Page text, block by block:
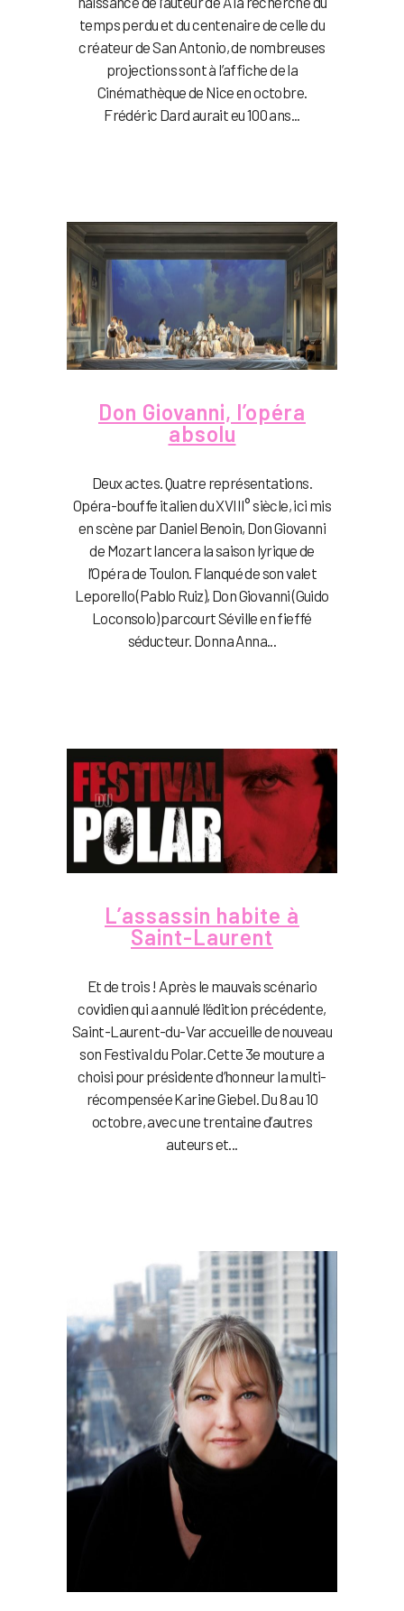
temps perdu et du centenaire de celle du
créateur de San Antonio, de nombreuses
projections sont à l’affiche de la
Cinémathèque de Nice en octobre.
Frédéric Dard aurait eu 100 ans...
Don Giovanni, l’opéra
absolu
Deux actes. Quatre représentations.
Opéra-bouffe italien du XVIII° siècle, ici mis
en scène par Daniel Benoin, Don Giovanni
de Mozart lancera la saison lyrique de
l’Opéra de Toulon. Flanqué de son valet
Leporello (Pablo Ruiz), Don Giovanni (Guido
Loconsolo) parcourt Séville en fieffé
séducteur. Donna Anna...
L’assassin habite à
Saint-Laurent
Et de trois ! Après le mauvais scénario
covidien qui a annulé l’édition précédente,
Saint-Laurent-du-Var accueille de nouveau
son Festival du Polar. Cette 3e mouture a
choisi pour présidente d’honneur la multi-
récompensée Karine Giebel. Du 8 au 10
octobre, avec une trentaine d’autres
auteurs et...